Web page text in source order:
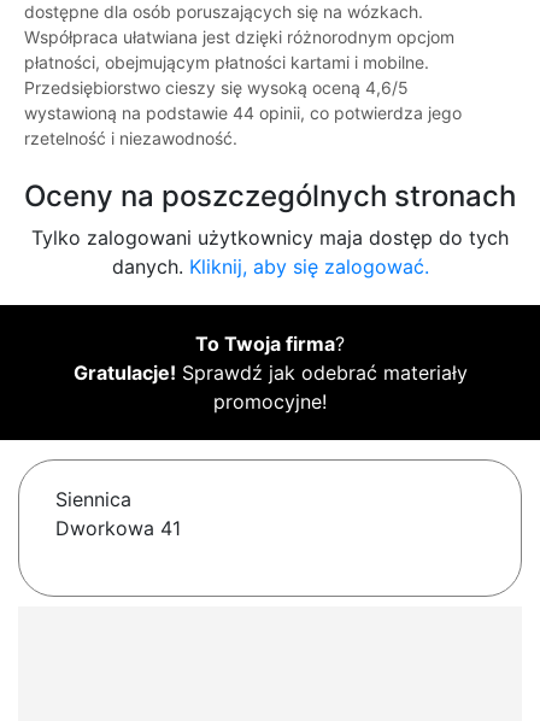
dostępne dla osób poruszających się na wózkach.
Współpraca ułatwiana jest dzięki różnorodnym opcjom
płatności, obejmującym płatności kartami i mobilne.
Przedsiębiorstwo cieszy się wysoką oceną 4,6/5
wystawioną na podstawie 44 opinii, co potwierdza jego
rzetelność i niezawodność.
Oceny na poszczególnych stronach
Tylko zalogowani użytkownicy maja dostęp do tych
danych. Kliknij, aby się zalogować.
To Twoja firma?
Gratulacje! Sprawdź jak odebrać materiały
promocyjne!
Siennica
Dworkowa 41